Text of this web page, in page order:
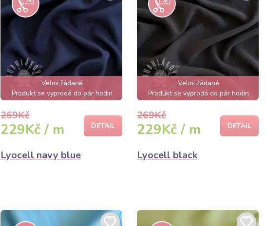
Velmi žádané
Produkt se vyprodá do pár hodin
269Kč
229Kč / m DETAIL
Lyocell navy blue
Velmi žádané
Produkt se vyprodá do pár hodin
269Kč
229Kč / m DETAIL
Lyocell black